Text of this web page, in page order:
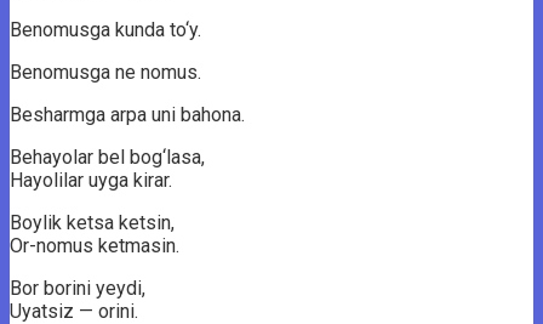
Benomusga kunda to‘y.
Benomusga ne nomus.
Besharmga arpa uni bahona.
Behayolar bel bog‘lasa,
Hayolilar uyga kirar.
Boylik ketsa ketsin,
Or-nomus ketmasin.
Bor borini yeydi,
Uyatsiz — orini.